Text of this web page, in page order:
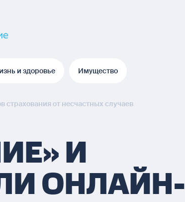
и здоровье Имущество
от несчастных случаев
И
ОНЛАЙН-